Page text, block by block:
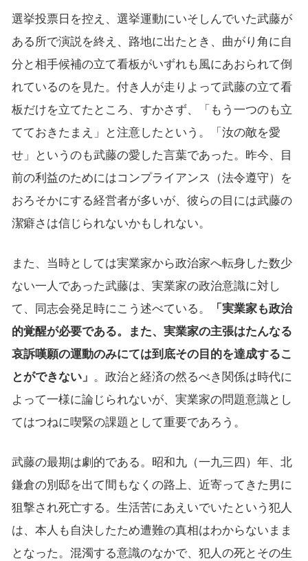
選挙投票日を控え、選挙運動にいそしんでいた武藤が
ある所で演説を終え、路地に出たとき、曲がり角に自
分と相手候補の立て看板がいずれも風にあおられて倒
れているのを見た。付き人が走りよって武藤の立て看
板だけを立てたところ、すかさず、「もう一つのも立
てておきたまえ」と注意したという。「汝の敵を愛
せ」というのも武藤の愛した言葉であった。昨今、目
前の利益のためにはコンプライアンス（法令遵守）を
おろそかにする経営者が多いが、彼らの目には武藤の
潔癖さは信じられないかもしれない。
また、当時としては実業家から政治家へ転身した数少
ない一人であった武藤は、実業家の政治意識に対し
て、同志会発足時にこう述べている。
「実業家も政治
的覚醒が必要である。また、実業家の主張はたんなる
哀訴嘆願の運動のみにては到底その目的を達成するこ
とができない」 。政治と経済の然るべき関係は時代に
よって一様に論じられないが、実業家の問題意識とし
てはつねに喫緊の課題として重要であろう。
武藤の最期は劇的である。昭和九（一九三四）年、北
鎌倉の別邸を出て間もなくの路上、近寄ってきた男に
狙撃され死亡する。生活苦にあえいでいたという犯人
は、本人も自決したため遭難の真相はわからないまま
となった。混濁する意識のなかで、犯人の死とその生